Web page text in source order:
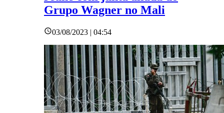
Grupo Wagner no Mali
03/08/2023 | 04:54